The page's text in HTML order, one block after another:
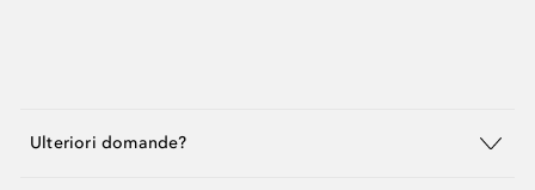
Ulteriori domande?